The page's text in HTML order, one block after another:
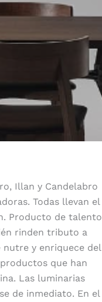
Illan y Candelabro
Todas llevan el
Producto de talento
rinden tributo a
nutre y enriquece del
que han
Las luminarias
de inmediato. En el